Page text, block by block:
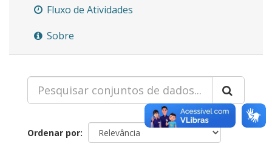
Fluxo de Atividades
Sobre
Ordenar por